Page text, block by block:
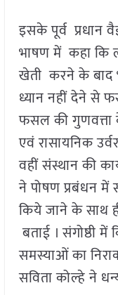
इसके पूर्व प्रधान
भाषण में कहा कि
खेती करने के बाद
ध्यान नहीं देने से
फसल की गुणवत्ता
एवं रासायनिक
वहीं संस्थान की
ने पोषण प्रबंधन में
किये जाने के साथ
बताई । संगोष्ठी में
समस्याओं का
सविता कोल्हे ने